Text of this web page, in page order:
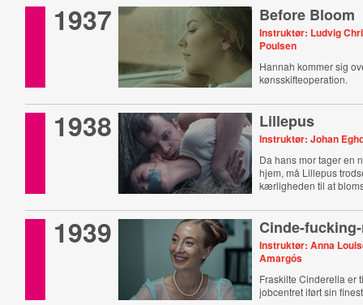
1937 Before Bloom
Instruktør: Ludvig
Poulsen
Hannah kommer sig
kønsskifteoperation.
1938 Lillepus
Instruktør: Johan
Da hans mor tager en
hjem, må Lillepus
kærligheden til at
1939 Cinde-
Instruktør: Anna
Amargós
Fraskilte Cinderella er
jobcentret iført sin